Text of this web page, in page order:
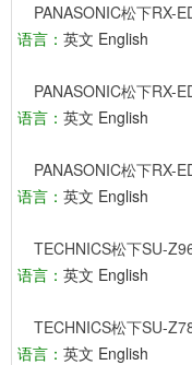
PANASONIC松下RX-
语言： 英文 English
PANASONIC松下RX-
语言： 英文 English
PANASONIC松下RX-
语言： 英文 English
TECHNICS松下SU-
语言： 英文 English
TECHNICS松下SU-
语言： 英文 English